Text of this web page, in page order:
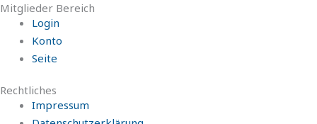
Mitglieder Bereich
Login
Konto
Seite
Rechtliches
Impressum